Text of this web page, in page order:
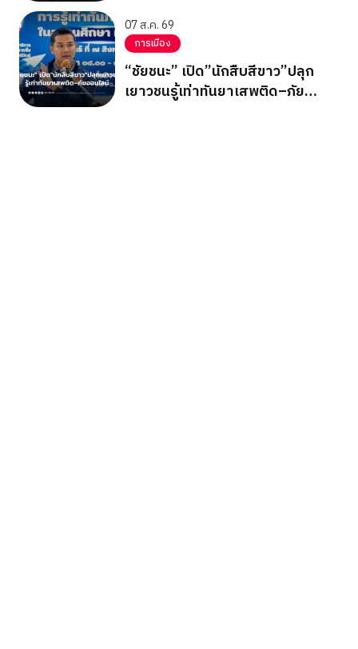
07 ส.ค. 69
การเมือง
“ชัยชนะ” เปิด”นักสืบสีขาว”ปลุก
เยาวชนรู้เท่าทันยาเสพติด–ภัย